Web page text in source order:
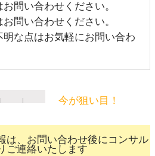
お問い合わせください。
お問い合わせください。
明な点はお気軽にお問い合わ
今が狙い目！
は、お問い合わせ後にコンサル
ご連絡いたします